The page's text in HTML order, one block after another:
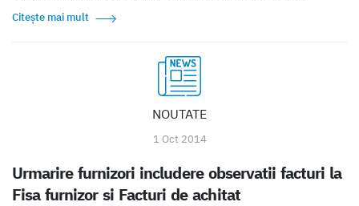
Citește mai mult
NOUTATE
1 Oct 2014
Urmarire furnizori includere observatii facturi la
Fisa furnizor si Facturi de achitat